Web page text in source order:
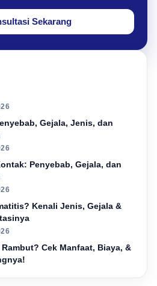
Sekarang
Gejala, Jenis, dan
Penyebab, Gejala, dan
Kenali Jenis, Gejala &
Rambut? Cek Manfaat, Biaya, &